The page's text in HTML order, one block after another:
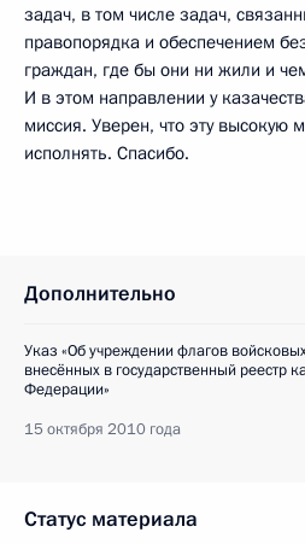
задач, в том числе задач,
правопорядка и обеспечением
граждан, где бы они ни жили и
И в этом направлении у
миссия. Уверен, что эту высокую
исполнять. Спасибо.
Дополнительно
Указ «Об учреждении флагов
внесённых в государственный реестр
Федерации»
15 октября 2010 года
Статус материала